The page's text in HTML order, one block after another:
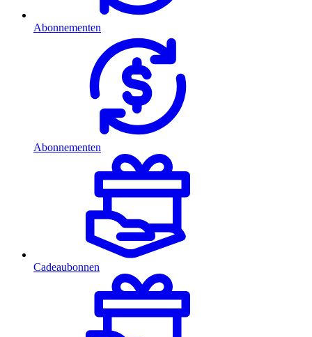
Abonnementen
Abonnementen
Cadeaubonnen